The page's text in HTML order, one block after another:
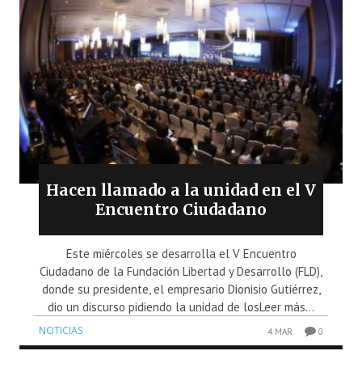
Hacen llamado a la unidad en el V
Encuentro Ciudadano
Este miércoles se desarrolla el V Encuentro
Ciudadano de la Fundación Libertad y Desarrollo (FLD),
donde su presidente, el empresario Dionisio Gutiérrez,
dio un discurso pidiendo la unidad de losLeer más...
NOTICIAS 4 MAR 0